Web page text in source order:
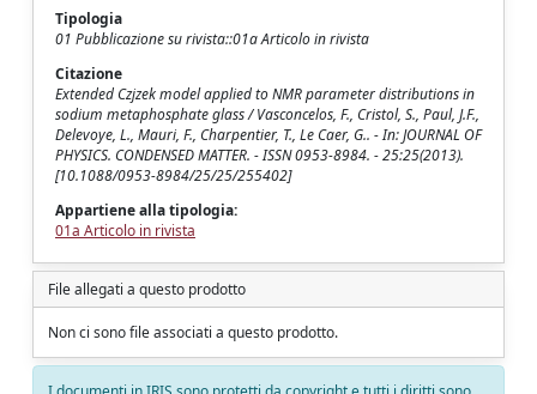
Tipologia
01 Pubblicazione su rivista::01a Articolo in rivista
Citazione
Extended Czjzek model applied to NMR parameter distributions in
sodium metaphosphate glass / Vasconcelos, F., Cristol, S., Paul, J.F.,
Delevoye, L., Mauri, F., Charpentier, T., Le Caer, G.. - In: JOURNAL OF
PHYSICS. CONDENSED MATTER. - ISSN 0953-8984. - 25:25(2013).
[10.1088/0953-8984/25/25/255402]
Appartiene alla tipologia:
01a Articolo in rivista
File allegati a questo prodotto
Non ci sono file associati a questo prodotto.